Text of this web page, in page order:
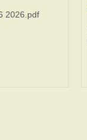
2026.pdf